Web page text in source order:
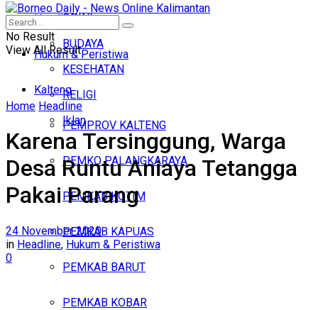
OPINI
BUDAYA
KESEHATAN
RELIGI
Iklan
Sabtu, Agustus 8, 2026
Headline
Hukum & Peristiwa
Kalteng
PEMPROV KALTENG
PEMKO PALANGKARAYA
PEMKAB KOTIM
PEMKAB KAPUAS
PEMKAB BARUT
PEMKAB KOBAR
No Result
View All Result
Home Headline
Karena Tersinggung, Warga
Desa Runtu Aniaya Tetangga
Pakai Parang
24 November 2020
in Headline, Hukum & Peristiwa
0